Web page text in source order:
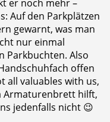
er noch mehr –
Auf den Parkplätzen
gewarnt, was man
nur einmal
Parkbuchten. Also
offen
all valuables with us,
Armaturenbrett hilft,
jedenfalls nicht 😉